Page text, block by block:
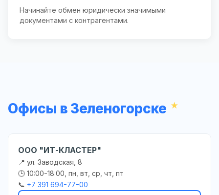
Начинайте обмен юридически значимыми
документами с контрагентами.
Офисы в Зеленогорске
ООО "ИТ-КЛАСТЕР"
📍 ул. Заводская, 8
🕒 10:00-18:00, пн, вт, ср, чт, пт
📞 +7 391 694-77-00